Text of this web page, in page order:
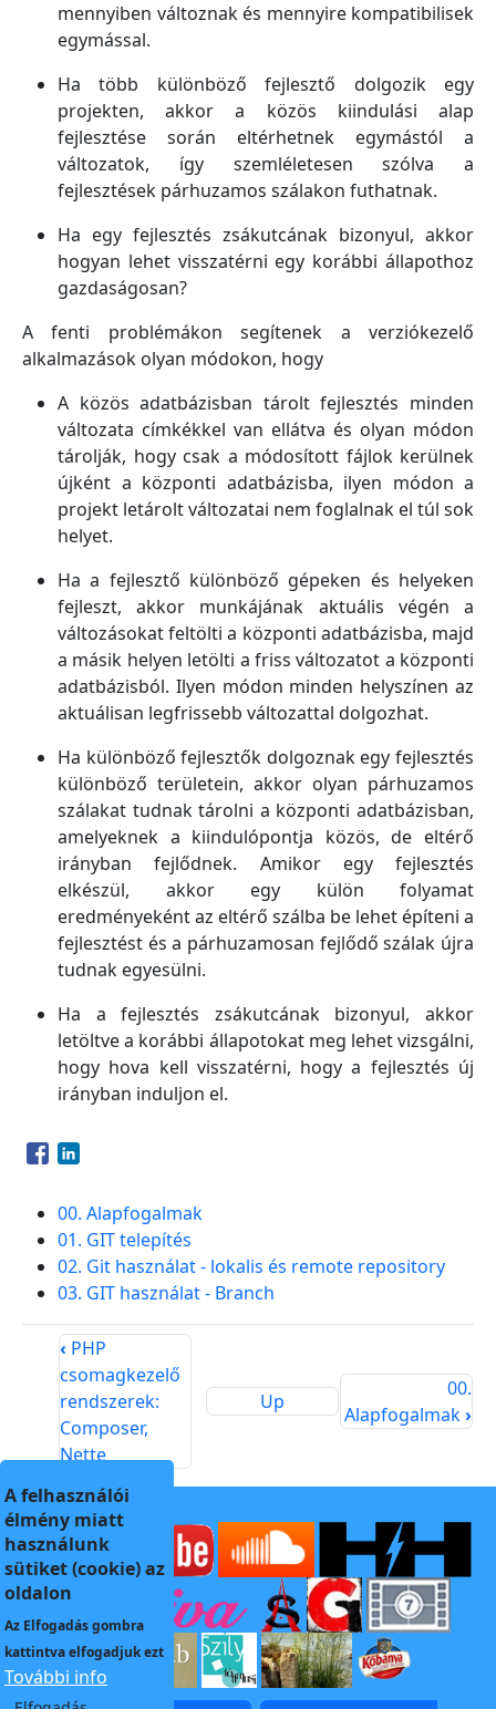
mennyiben változnak és mennyire kompatibilisek
egymással.
Ha több különböző fejlesztő dolgozik egy
projekten, akkor a közös kiindulási alap
fejlesztése során eltérhetnek egymástól a
változatok, így szemléletesen szólva a
fejlesztések párhuzamos szálakon futhatnak.
Ha egy fejlesztés zsákutcának bizonyul, akkor
hogyan lehet visszatérni egy korábbi állapothoz
gazdaságosan?
A fenti problémákon segítenek a verziókezelő
alkalmazások olyan módokon, hogy
A közös adatbázisban tárolt fejlesztés minden
változata címkékkel van ellátva és olyan módon
tárolják, hogy csak a módosított fájlok kerülnek
újként a központi adatbázisba, ilyen módon a
projekt letárolt változatai nem foglalnak el túl sok
helyet.
Ha a fejlesztő különböző gépeken és helyeken
fejleszt, akkor munkájának aktuális végén a
változásokat feltölti a központi adatbázisba, majd
a másik helyen letölti a friss változatot a központi
adatbázisból. Ilyen módon minden helyszínen az
aktuálisan legfrissebb változattal dolgozhat.
Ha különböző fejlesztők dolgoznak egy fejlesztés
különböző területein, akkor olyan párhuzamos
szálakat tudnak tárolni a központi adatbázisban,
amelyeknek a kiindulópontja közös, de eltérő
irányban fejlődnek. Amikor egy fejlesztés
elkészül, akkor egy külön folyamat
eredményeként az eltérő szálba be lehet építeni a
fejlesztést és a párhuzamosan fejlődő szálak újra
tudnak egyesülni.
Ha a fejlesztés zsákutcának bizonyul, akkor
letöltve a korábbi állapotokat meg lehet vizsgálni,
hogy hova kell visszatérni, hogy a fejlesztés új
irányban induljon el.
Opens in a new window
Opens in a new window
00. Alapfogalmak
01. GIT telepítés
02. Git használat - lokalis és remote repository
03. GIT használat - Branch
‹ PHP
csomagkezelő
rendszerek:
Composer,
Nette
Up
00.
Alapfogalmak›
A felhasználói
élmény miatt
használunk
sütiket (cookie) az
oldalon
Az Elfogadásgombra
kattintva elfogadjuk ezt
További info